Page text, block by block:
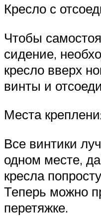
Кресло с
Чтобы
сидение,
кресло вверх
винты и
Места
Все винтики
одном месте,
кресла
Теперь можно
перетяжке.